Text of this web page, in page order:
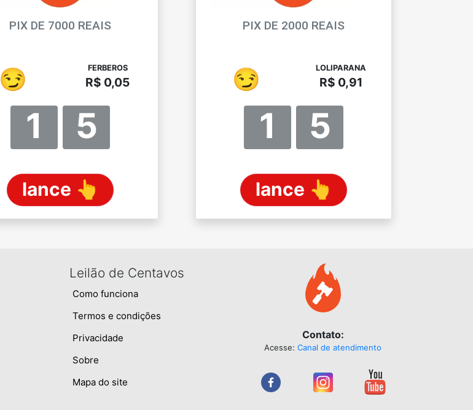
PIX DE 7000 REAIS
😏 FERBEROS
R$ 0,05
1 5
lance 👆
PIX DE 2000 REAIS
😏 LOLIPARANA
R$ 0,91
1 5
lance 👆
Leilão de Centavos
Como funciona
Termos e condições
Privacidade
Sobre
Mapa do site
Contato:
Acesse: Canal de atendimento